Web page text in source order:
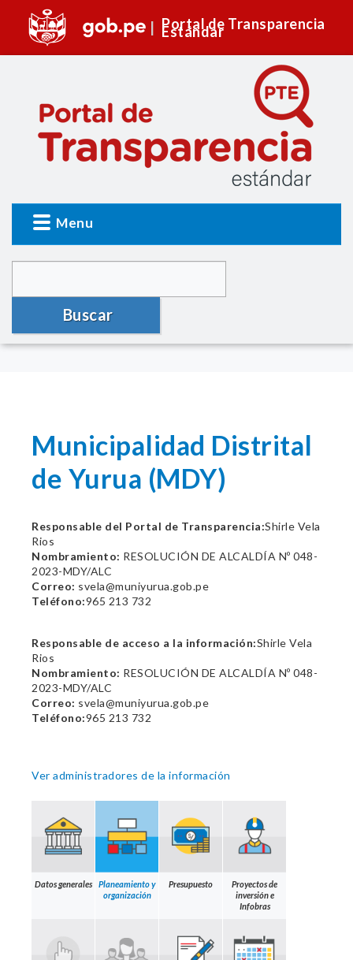
Portal de Transparencia
Estándar
Menu
Buscar
Municipalidad Distrital
de Yurua (MDY)
Responsable del Portal de Transparencia:Shirle Vela
Rios
Nombramiento: RESOLUCIÓN DE ALCALDÍA Nº 048-
2023-MDY/ALC
Correo: svela@muniyurua.gob.pe
Teléfono:965 213 732
Responsable de acceso a la información:Shirle Vela
Rios
Nombramiento: RESOLUCIÓN DE ALCALDÍA Nº 048-
2023-MDY/ALC
Correo: svela@muniyurua.gob.pe
Teléfono:965 213 732
Ver administradores de la información
Datos generales
Planeamiento y
organización
Presupuesto
Proyectos de
inversión e
Infobras